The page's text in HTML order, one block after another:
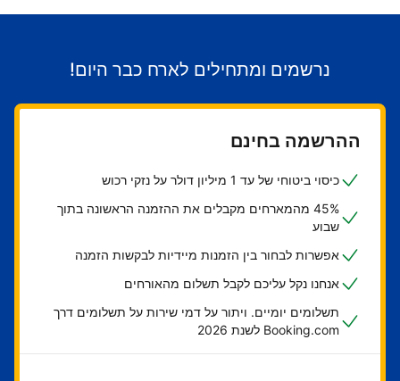
נרשמים ומתחילים לארח כבר היום!
ההרשמה בחינם
כיסוי ביטוחי של עד 1 מיליון דולר על נזקי רכוש
45% מהמארחים מקבלים את ההזמנה הראשונה בתוך
שבוע
אפשרות לבחור בין הזמנות מיידיות לבקשות הזמנה
אנחנו נקל עליכם לקבל תשלום מהאורחים
תשלומים יומיים. ויתור על דמי שירות על תשלומים דרך
Booking.com לשנת 2026